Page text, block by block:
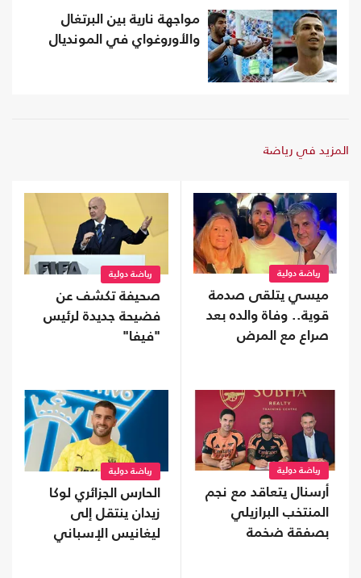
مواجهة نارية بين البرتغال
والأوروغواي في المونديال
المزيد في رياضة
رياضة دولية
ميسي يتلقى صدمة
قوية.. وفاة والده بعد
صراع مع المرض
رياضة دولية
صحيفة تكشف عن
فضيحة جديدة لرئيس
"فيفا"
رياضة دولية
أرسنال يتعاقد مع نجم
المنتخب البرازيلي
بصفقة ضخمة
رياضة دولية
الحارس الجزائري لوكا
زيدان ينتقل إلى
ليغانيس الإسباني